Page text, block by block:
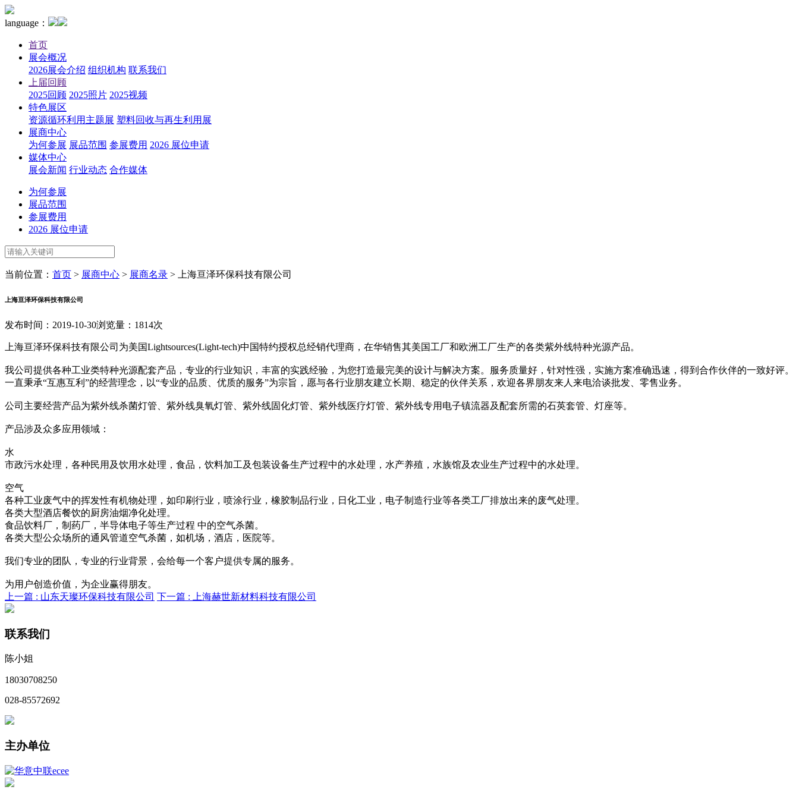
language：
首页
展会概况
2026展会介绍 组织机构 联系我们
上届回顾
2025回顾 2025照片 2025视频
特色展区
资源循环利用主题展 塑料回收与再生利用展
展商中心
为何参展 展品范围 参展费用 2026 展位申请
媒体中心
展会新闻 行业动态 合作媒体
为何参展
展品范围
参展费用
2026 展位申请
当前位置： 首页 > 展商中心 > 展商名录 > 上海亘泽环保科技有限公司
上海亘泽环保科技有限公司
发布时间：2019-10-30浏览量：1814次
上海亘泽环保科技有限公司为美国Lightsources(Light-tech)中国特约授权总经销代理商，在华销售其美国工厂和欧洲工厂生产的各类紫外线特种光源产品。
我公司提供各种工业类特种光源配套产品，专业的行业知识，丰富的实践经验，为您打造最完美的设计与解决方案。服务质量好，针对性强，实施方案准确迅速，得到合作伙伴的一致好评。
一直秉承“互惠互利”的经营理念，以“专业的品质、优质的服务”为宗旨，愿与各行业朋友建立长期、稳定的伙伴关系，欢迎各界朋友来人来电洽谈批发、零售业务。
公司主要经营产品为紫外线杀菌灯管、紫外线臭氧灯管、紫外线固化灯管、紫外线医疗灯管、紫外线专用电子镇流器及配套所需的石英套管、灯座等。
产品涉及众多应用领域：
水
市政污水处理，各种民用及饮用水处理，食品，饮料加工及包装设备生产过程中的水处理，水产养殖，水族馆及农业生产过程中的水处理。
空气
各种工业废气中的挥发性有机物处理，如印刷行业，喷涂行业，橡胶制品行业，日化工业，电子制造行业等各类工厂排放出来的废气处理。
各类大型酒店餐饮的厨房油烟净化处理。
食品饮料厂，制药厂，半导体电子等生产过程 中的空气杀菌。
各类大型公众场所的通风管道空气杀菌，如机场，酒店，医院等。
我们专业的团队，专业的行业背景，会给每一个客户提供专属的服务。
为用户创造价值，为企业赢得朋友。
上一篇 : 山东天璨环保科技有限公司 下一篇 : 上海赫世新材料科技有限公司
联系我们
陈小姐
18030708250
028-85572692
主办单位